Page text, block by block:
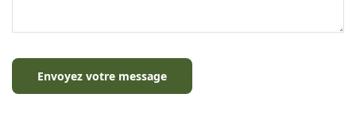
Envoyez votre message